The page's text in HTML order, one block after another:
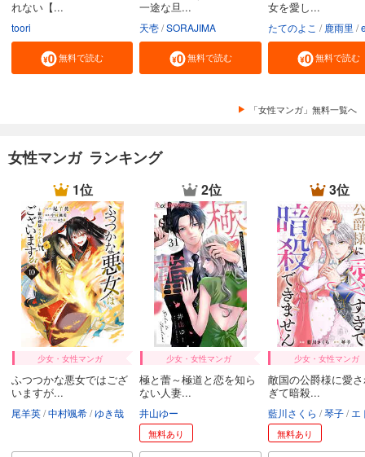
れない【...
toori
無料で読む
一途な旦...
天壱 SORAJIMA
無料で読む
女を愛し...
たてのよこ 鹿雨里
無料で読む
「女性マンガ」無料一覧へ
女性マンガ ランキング
1位
少女・女性マンガ
ふつつかな悪女ではござ
いますが...
尾羊英 中村颯希 ゆき哉
2位
少女・女性マンガ
極と蕾～極道と恋を知ら
ない人妻...
井山ゆー
無料あり
3位
少女・女性マンガ
敵国の公爵様に愛
ぎて暗殺...
藍川さくら 琴子 エトワー
無料あり